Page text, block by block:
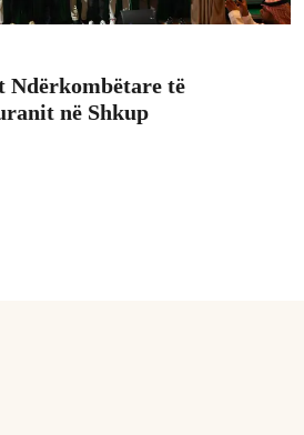
Ndërkombëtare të
në Shkup